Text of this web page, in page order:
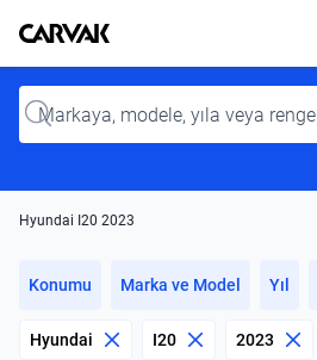
Kavak
Input
Hyundai I20 2023
Konumu Marka ve Model Yıl
Hyundai I20 2023